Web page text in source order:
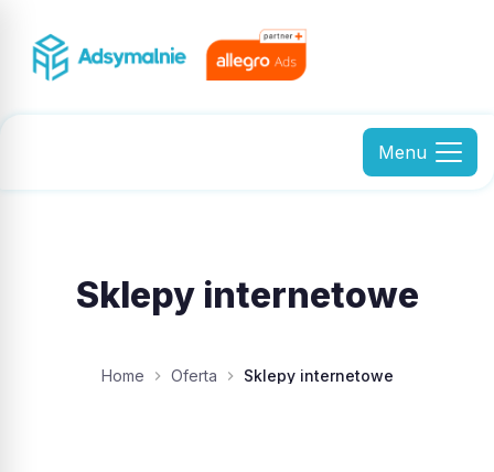
Menu
Sklepy internetowe
Home Oferta Sklepy internetowe